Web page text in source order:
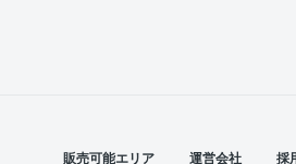
販売可能エリア 運営会社 採